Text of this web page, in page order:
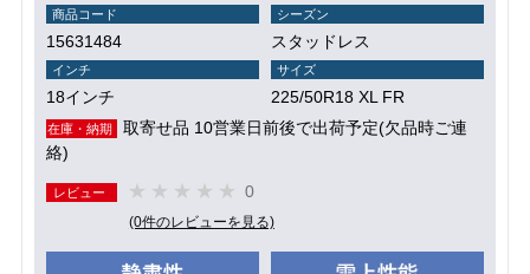
商品コード
15631484
シーズン
スタッドレス
インチ
18インチ
サイズ
225/50R18 XL FR
在庫・納期
取寄せ品 10営業日前後で出荷予定(欠品時ご連
絡)
レビュー 0
(0件のレビューを見る)